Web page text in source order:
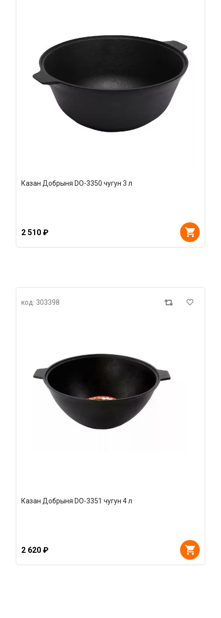
Казан Добрыня DO-3350 чугун 3 л
2 510 ₽
код: 303398
Казан Добрыня DO-3351 чугун 4 л
2 620 ₽